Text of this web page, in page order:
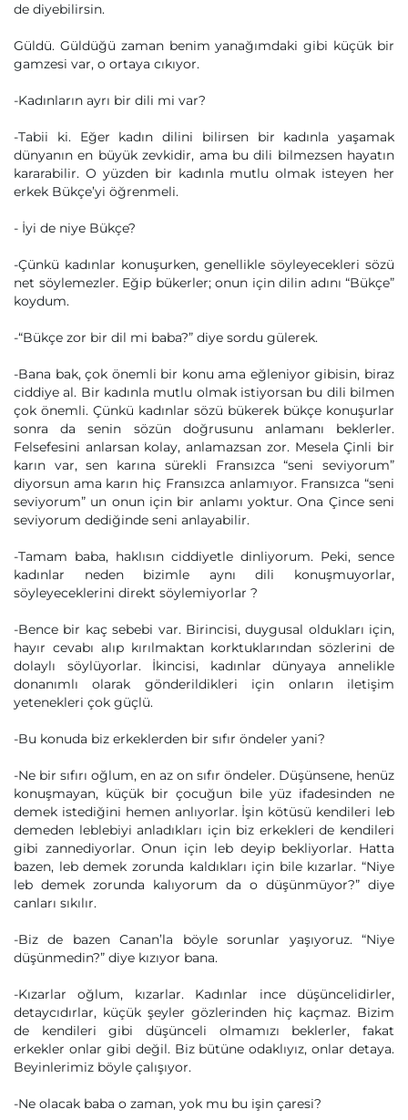
de diyebilirsin.
Güldü. Güldüğü zaman benim yanağımdaki gibi küçük bir
gamzesi var, o ortaya cıkıyor.
-Kadınların ayrı bir dili mi var?
-Tabii ki. Eğer kadın dilini bilirsen bir kadınla yaşamak
dünyanın en büyük zevkidir, ama bu dili bilmezsen hayatın
kararabilir. O yüzden bir kadınla mutlu olmak isteyen her
erkek Bükçe’yi öğrenmeli.
- İyi de niye Bükçe?
-Çünkü kadınlar konuşurken, genellikle söyleyecekleri sözü
net söylemezler. Eğip bükerler; onun için dilin adını “Bükçe”
koydum.
-“Bükçe zor bir dil mi baba?” diye sordu gülerek.
-Bana bak, çok önemli bir konu ama eğleniyor gibisin, biraz
ciddiye al. Bir kadınla mutlu olmak istiyorsan bu dili bilmen
çok önemli. Çünkü kadınlar sözü bükerek bükçe konuşurlar
sonra da senin sözün doğrusunu anlamanı beklerler.
Felsefesini anlarsan kolay, anlamazsan zor. Mesela Çinli bir
karın var, sen karına sürekli Fransızca “seni seviyorum”
diyorsun ama karın hiç Fransızca anlamıyor. Fransızca “seni
seviyorum” un onun için bir anlamı yoktur. Ona Çince seni
seviyorum dediğinde seni anlayabilir.
-Tamam baba, haklısın ciddiyetle dinliyorum. Peki, sence
kadınlar neden bizimle aynı dili konuşmuyorlar,
söyleyeceklerini direkt söylemiyorlar ?
-Bence bir kaç sebebi var. Birincisi, duygusal oldukları için,
hayır cevabı alıp kırılmaktan korktuklarından sözlerini de
dolaylı söylüyorlar. İkincisi, kadınlar dünyaya annelikle
donanımlı olarak gönderildikleri için onların iletişim
yetenekleri çok güçlü.
-Bu konuda biz erkeklerden bir sıfır öndeler yani?
-Ne bir sıfırı oğlum, en az on sıfır öndeler. Düşünsene, henüz
konuşmayan, küçük bir çocuğun bile yüz ifadesinden ne
demek istediğini hemen anlıyorlar. İşin kötüsü kendileri leb
demeden leblebiyi anladıkları için biz erkekleri de kendileri
gibi zannediyorlar. Onun için leb deyip bekliyorlar. Hatta
bazen, leb demek zorunda kaldıkları için bile kızarlar. “Niye
leb demek zorunda kalıyorum da o düşünmüyor?” diye
canları sıkılır.
-Biz de bazen Canan’la böyle sorunlar yaşıyoruz. “Niye
düşünmedin?” diye kızıyor bana.
-Kızarlar oğlum, kızarlar. Kadınlar ince düşüncelidirler,
detaycıdırlar, küçük şeyler gözlerinden hiç kaçmaz. Bizim
de kendileri gibi düşünceli olmamızı beklerler, fakat
erkekler onlar gibi değil. Biz bütüne odaklıyız, onlar detaya.
Beyinlerimiz böyle çalışıyor.
-Ne olacak baba o zaman, yok mu bu işin çaresi?